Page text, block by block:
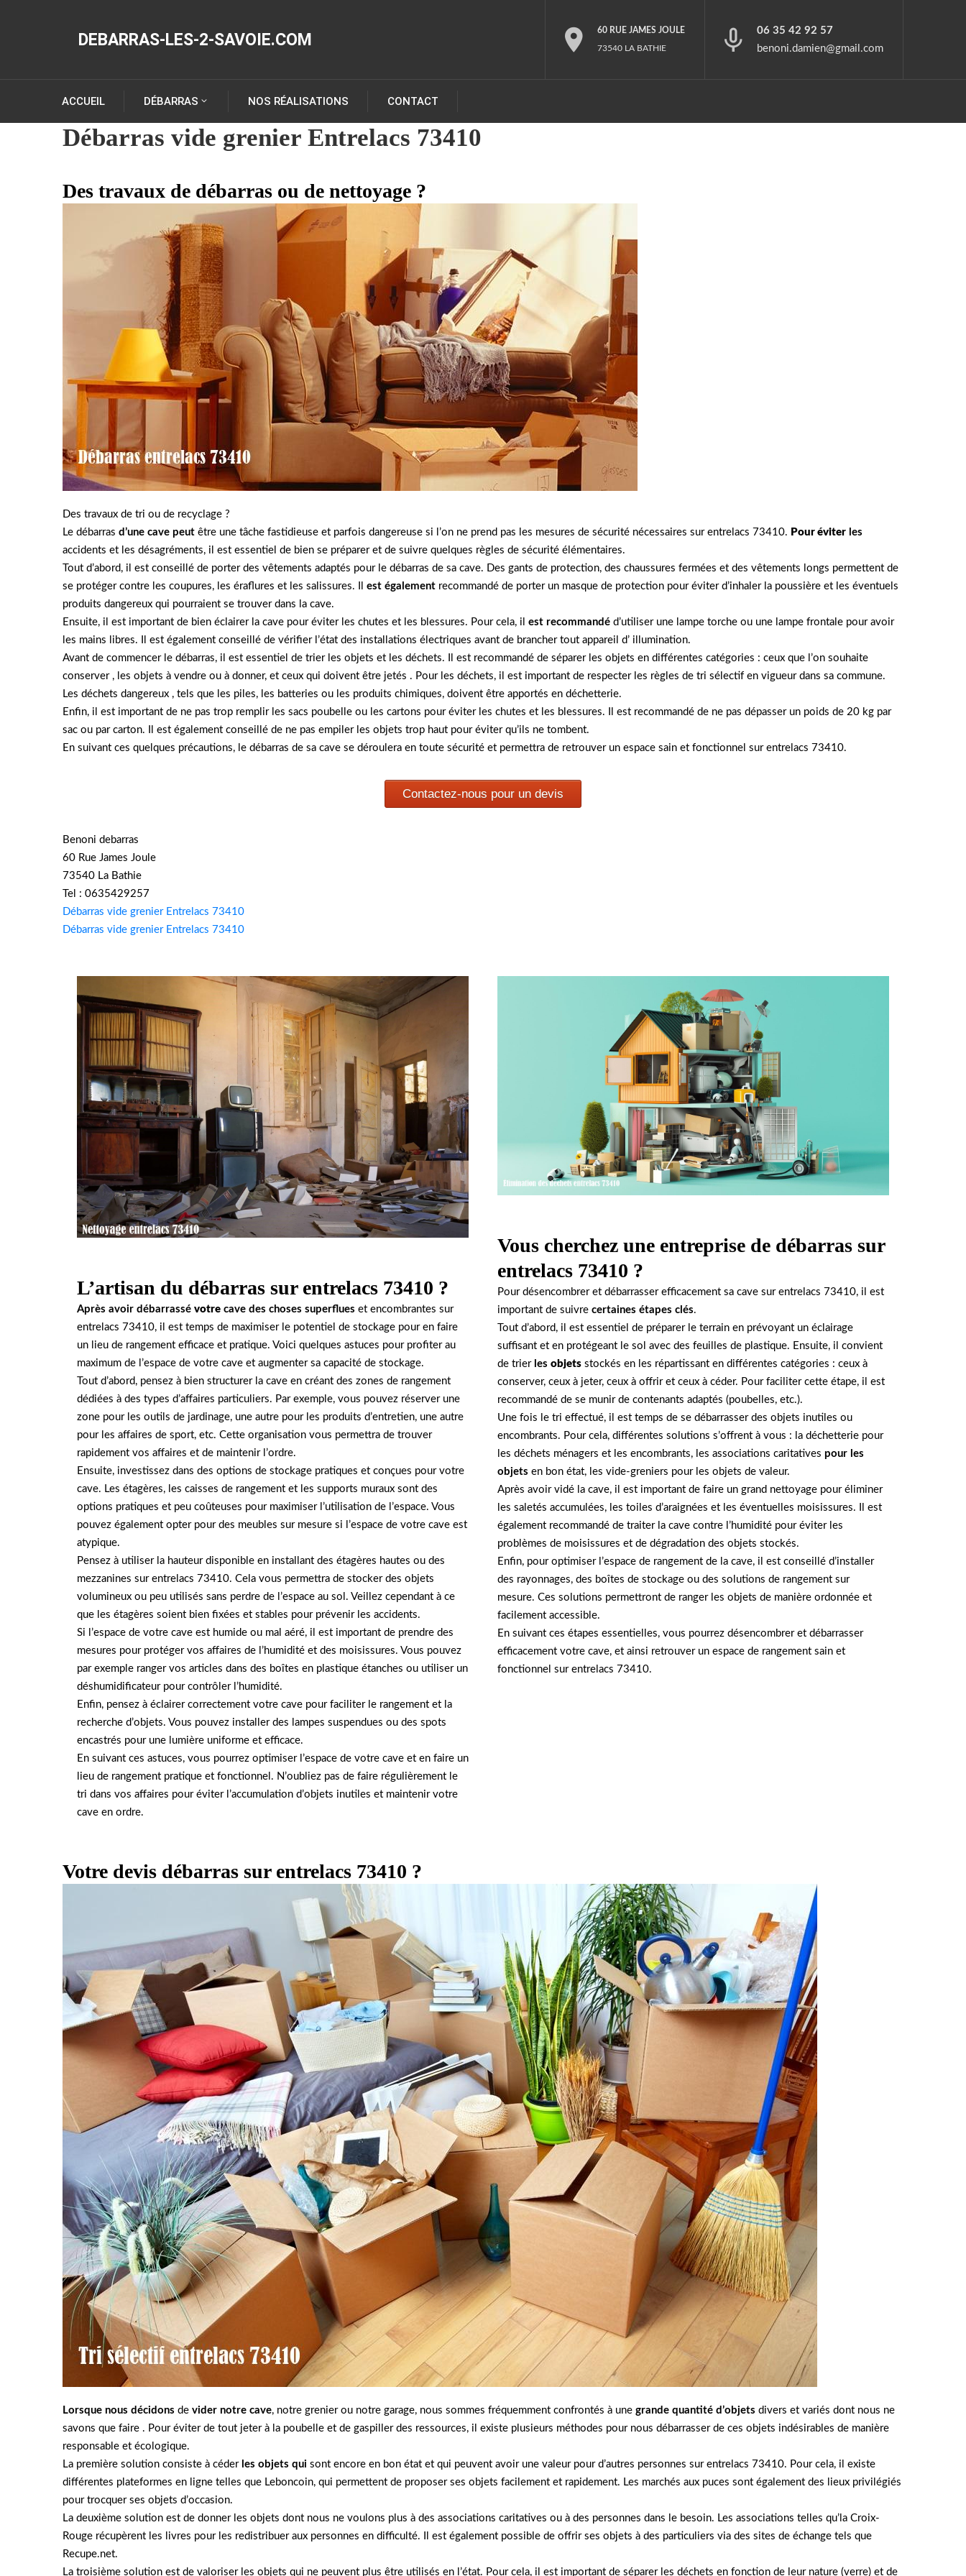
DEBARRAS-LES-2-SAVOIE.COM 60 RUE JAMES JOULE
73540 LA BATHIE
06 35 42 92 57
benoni.damien@gmail.com
ACCUEIL DÉBARRAS NOS RÉALISATIONS CONTACT
Débarras vide grenier Entrelacs 73410
Des travaux de débarras ou de nettoyage ?
Des travaux de tri ou de recyclage ?
Le débarras d’une cave peut être une tâche fastidieuse et parfois dangereuse si l’on ne prend pas les mesures de sécurité nécessaires sur entrelacs 73410. Pour éviter les
accidents et les désagréments, il est essentiel de bien se préparer et de suivre quelques règles de sécurité élémentaires.
Tout d’abord, il est conseillé de porter des vêtements adaptés pour le débarras de sa cave. Des gants de protection, des chaussures fermées et des vêtements longs permettent de
se protéger contre les coupures, les éraflures et les salissures. Il est également recommandé de porter un masque de protection pour éviter d’inhaler la poussière et les éventuels
produits dangereux qui pourraient se trouver dans la cave.
Ensuite, il est important de bien éclairer la cave pour éviter les chutes et les blessures. Pour cela, il est recommandé d’utiliser une lampe torche ou une lampe frontale pour avoir
les mains libres. Il est également conseillé de vérifier l’état des installations électriques avant de brancher tout appareil d’ illumination.
Avant de commencer le débarras, il est essentiel de trier les objets et les déchets. Il est recommandé de séparer les objets en différentes catégories : ceux que l’on souhaite
conserver , les objets à vendre ou à donner, et ceux qui doivent être jetés . Pour les déchets, il est important de respecter les règles de tri sélectif en vigueur dans sa commune.
Les déchets dangereux , tels que les piles, les batteries ou les produits chimiques, doivent être apportés en déchetterie.
Enfin, il est important de ne pas trop remplir les sacs poubelle ou les cartons pour éviter les chutes et les blessures. Il est recommandé de ne pas dépasser un poids de 20 kg par
sac ou par carton. Il est également conseillé de ne pas empiler les objets trop haut pour éviter qu’ils ne tombent.
En suivant ces quelques précautions, le débarras de sa cave se déroulera en toute sécurité et permettra de retrouver un espace sain et fonctionnel sur entrelacs 73410.
Contactez-nous pour un devis
Benoni debarras
60 Rue James Joule
73540 La Bathie
Tel : 0635429257
Débarras vide grenier Entrelacs 73410
Débarras vide grenier Entrelacs 73410
L’artisan du débarras sur entrelacs 73410 ?
Après avoir débarrassé votre cave des choses superflues et encombrantes sur
entrelacs 73410, il est temps de maximiser le potentiel de stockage pour en faire
un lieu de rangement efficace et pratique. Voici quelques astuces pour profiter au
maximum de l’espace de votre cave et augmenter sa capacité de stockage.
Tout d’abord, pensez à bien structurer la cave en créant des zones de rangement
dédiées à des types d’affaires particuliers. Par exemple, vous pouvez réserver une
zone pour les outils de jardinage, une autre pour les produits d’entretien, une autre
pour les affaires de sport, etc. Cette organisation vous permettra de trouver
rapidement vos affaires et de maintenir l’ordre.
Ensuite, investissez dans des options de stockage pratiques et conçues pour votre
cave. Les étagères, les caisses de rangement et les supports muraux sont des
options pratiques et peu coûteuses pour maximiser l’utilisation de l’espace. Vous
pouvez également opter pour des meubles sur mesure si l’espace de votre cave est
atypique.
Pensez à utiliser la hauteur disponible en installant des étagères hautes ou des
mezzanines sur entrelacs 73410. Cela vous permettra de stocker des objets
volumineux ou peu utilisés sans perdre de l’espace au sol. Veillez cependant à ce
que les étagères soient bien fixées et stables pour prévenir les accidents.
Si l’espace de votre cave est humide ou mal aéré, il est important de prendre des
mesures pour protéger vos affaires de l’humidité et des moisissures. Vous pouvez
par exemple ranger vos articles dans des boîtes en plastique étanches ou utiliser un
déshumidificateur pour contrôler l’humidité.
Enfin, pensez à éclairer correctement votre cave pour faciliter le rangement et la
recherche d’objets. Vous pouvez installer des lampes suspendues ou des spots
encastrés pour une lumière uniforme et efficace.
En suivant ces astuces, vous pourrez optimiser l’espace de votre cave et en faire un
lieu de rangement pratique et fonctionnel. N’oubliez pas de faire régulièrement le
tri dans vos affaires pour éviter l’accumulation d’objets inutiles et maintenir votre
cave en ordre.
Vous cherchez une entreprise de débarras sur
entrelacs 73410 ?
Pour désencombrer et débarrasser efficacement sa cave sur entrelacs 73410, il est
important de suivre certaines étapes clés.
Tout d’abord, il est essentiel de préparer le terrain en prévoyant un éclairage
suffisant et en protégeant le sol avec des feuilles de plastique. Ensuite, il convient
de trier les objets stockés en les répartissant en différentes catégories : ceux à
conserver, ceux à jeter, ceux à offrir et ceux à céder. Pour faciliter cette étape, il est
recommandé de se munir de contenants adaptés (poubelles, etc.).
Une fois le tri effectué, il est temps de se débarrasser des objets inutiles ou
encombrants. Pour cela, différentes solutions s’offrent à vous : la déchetterie pour
les déchets ménagers et les encombrants, les associations caritatives pour les
objets en bon état, les vide-greniers pour les objets de valeur.
Après avoir vidé la cave, il est important de faire un grand nettoyage pour éliminer
les saletés accumulées, les toiles d’araignées et les éventuelles moisissures. Il est
également recommandé de traiter la cave contre l’humidité pour éviter les
problèmes de moisissures et de dégradation des objets stockés.
Enfin, pour optimiser l’espace de rangement de la cave, il est conseillé d’installer
des rayonnages, des boîtes de stockage ou des solutions de rangement sur
mesure. Ces solutions permettront de ranger les objets de manière ordonnée et
facilement accessible.
En suivant ces étapes essentielles, vous pourrez désencombrer et débarrasser
efficacement votre cave, et ainsi retrouver un espace de rangement sain et
fonctionnel sur entrelacs 73410.
Votre devis débarras sur entrelacs 73410 ?
Lorsque nous décidons de vider notre cave, notre grenier ou notre garage, nous sommes fréquemment confrontés à une grande quantité d’objets divers et variés dont nous ne
savons que faire . Pour éviter de tout jeter à la poubelle et de gaspiller des ressources, il existe plusieurs méthodes pour nous débarrasser de ces objets indésirables de manière
responsable et écologique.
La première solution consiste à céder les objets qui sont encore en bon état et qui peuvent avoir une valeur pour d’autres personnes sur entrelacs 73410. Pour cela, il existe
différentes plateformes en ligne telles que Leboncoin, qui permettent de proposer ses objets facilement et rapidement. Les marchés aux puces sont également des lieux privilégiés
pour trocquer ses objets d’occasion.
La deuxième solution est de donner les objets dont nous ne voulons plus à des associations caritatives ou à des personnes dans le besoin. Les associations telles qu’la Croix-
Rouge récupèrent les livres pour les redistribuer aux personnes en difficulté. Il est également possible de offrir ses objets à des particuliers via des sites de échange tels que
Recupe.net.
La troisième solution est de valoriser les objets qui ne peuvent plus être utilisés en l’état. Pour cela, il est important de séparer les déchets en fonction de leur nature (verre) et de